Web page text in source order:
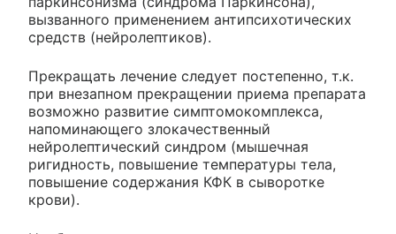
вызванного применением антипсихотических
средств (нейролептиков).
Прекращать лечение следует постепенно, т.к.
при внезапном прекращении приема препарата
возможно развитие симптомокомплекса,
напоминающего злокачественный
нейролептический синдром (мышечная
ригидность, повышение температуры тела,
повышение содержания КФК в сыворотке
крови).